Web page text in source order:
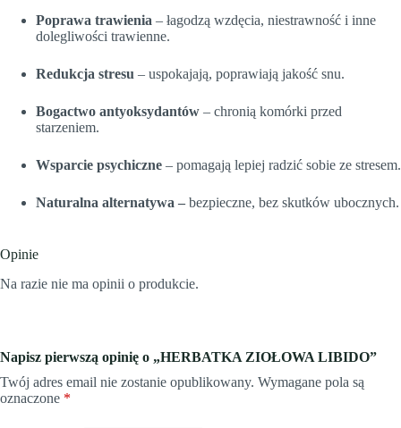
Poprawa trawienia – łagodzą wzdęcia, niestrawność i inne
dolegliwości trawienne.
Redukcja stresu – uspokajają, poprawiają jakość snu.
Bogactwo antyoksydantów – chronią komórki przed
starzeniem.
Wsparcie psychiczne – pomagają lepiej radzić sobie ze stresem.
Naturalna alternatywa – bezpieczne, bez skutków ubocznych.
Opinie
Na razie nie ma opinii o produkcie.
Napisz pierwszą opinię o „HERBATKA ZIOŁOWA LIBIDO”
Twój adres email nie zostanie opublikowany. Wymagane pola są
oznaczone *